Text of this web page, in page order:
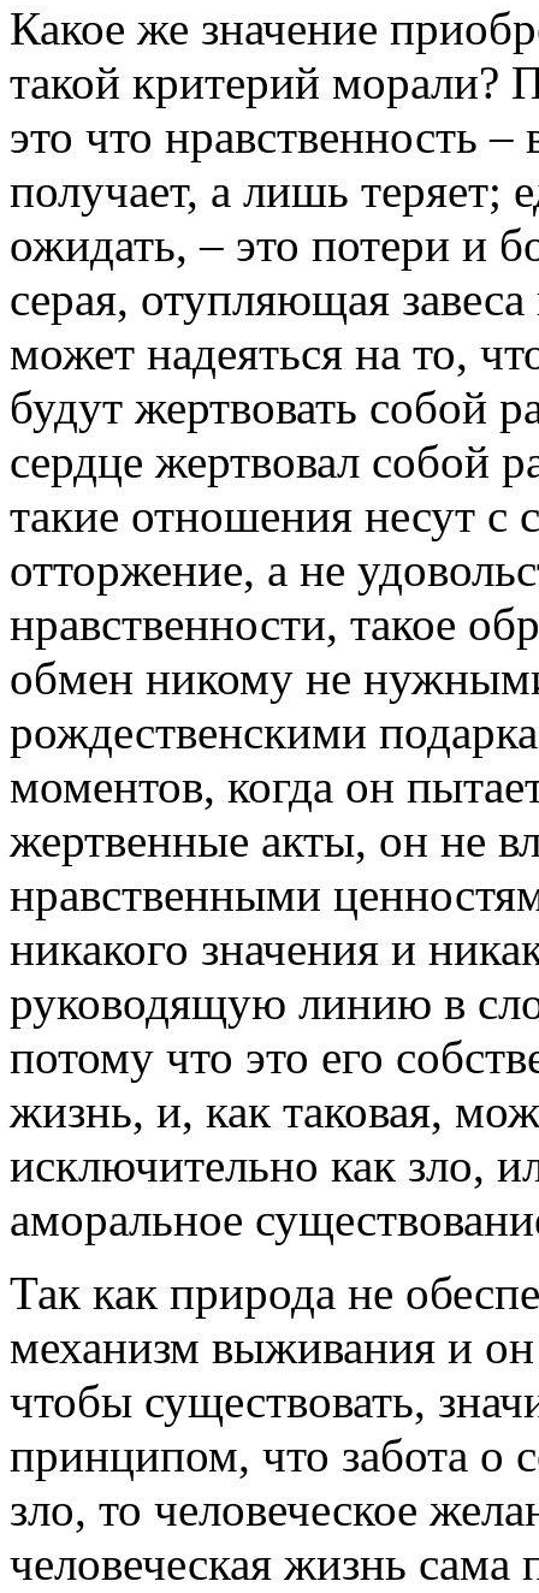
Какое же значение
такой критерий морали?
это что нравственность
получает, а лишь теряет;
ожидать, – это потери и
серая, отупляющая
может надеяться на то,
будут жертвовать собой
сердце жертвовал собой
такие отношения несут с
отторжение, а не
нравственности, такое
обмен никому не
рождественскими
моментов, когда он
жертвенные акты, он не
нравственными
никакого значения и
руководящую линию в
потому что это его
жизнь, и, как таковая,
исключительно как зло,
аморальное
Так как природа не
механизм выживания и
чтобы существовать,
принципом, что забота о
зло, то человеческое
человеческая жизнь